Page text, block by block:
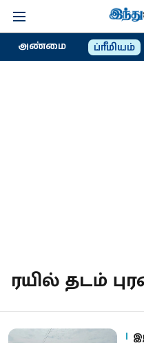
அண்மை ப்ரீமியம்
ரயில் தடம்